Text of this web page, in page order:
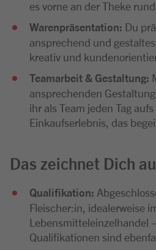
es vorne an der Theke
Warenpräsentation: Du
ansprechend und
kreativ und
Teamarbeit & Gestaltung:
ansprechenden
ihr als Team jeden Tag
Einkaufserlebnis, das
Das zeichnet Dich
Qualifikation:
Fleischer:in, idealerweise
Lebensmitteleinzelhandel
Qualifikationen sind